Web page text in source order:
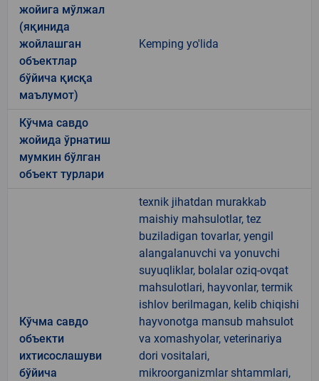
жойига мўлжал
(яқинида
жойлашган
объектлар
бўйича қисқа
маълумот)
Kemping yo'lida
Кўчма савдо
жойида ўрнатиш
мумкин бўлган
объект турлари
Кўчма савдо
объекти
ихтисослашуви
бўйича
texnik jihatdan murakkab
maishiy mahsulotlar, tez
buziladigan tovarlar, yengil
alangalanuvchi va yonuvchi
suyuqliklar, bolalar oziq-ovqat
mahsulotlari, hayvonlar, termik
ishlov berilmagan, kelib chiqishi
hayvonotga mansub mahsulot
va xomashyolar, veterinariya
dori vositalari,
mikroorganizmlar shtammlari,